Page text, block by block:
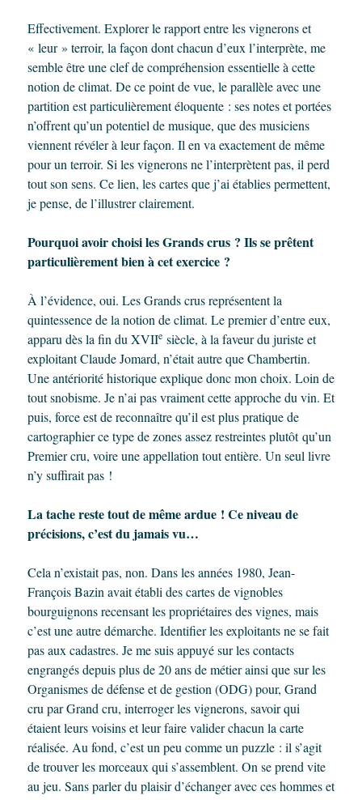
Effectivement. Explorer le rapport entre les vignerons et
« leur » terroir, la façon dont chacun d’eux l’interprète, me
semble être une clef de compréhension essentielle à cette
notion de climat. De ce point de vue, le parallèle avec une
partition est particulièrement éloquente : ses notes et portées
n’offrent qu’un potentiel de musique, que des musiciens
viennent révéler à leur façon. Il en va exactement de même
pour un terroir. Si les vignerons ne l’interprètent pas, il perd
tout son sens. Ce lien, les cartes que j’ai établies permettent,
je pense, de l’illustrer clairement.
Pourquoi avoir choisi les Grands crus ? Ils se prêtent
particulièrement bien à cet exercice ?
À l’évidence, oui. Les Grands crus représentent la
quintessence de la notion de climat. Le premier d’entre eux,
apparu dès la fin du XVIIesiècle, à la faveur du juriste et
exploitant Claude Jomard, n’était autre que Chambertin.
Une antériorité historique explique donc mon choix. Loin de
tout snobisme. Je n’ai pas vraiment cette approche du vin. Et
puis, force est de reconnaître qu’il est plus pratique de
cartographier ce type de zones assez restreintes plutôt qu’un
Premier cru, voire une appellation tout entière. Un seul livre
n’y suffirait pas !
La tache reste tout de même ardue ! Ce niveau de
précisions, c’est du jamais vu…
Cela n’existait pas, non. Dans les années 1980, Jean-
François Bazin avait établi des cartes de vignobles
bourguignons recensant les propriétaires des vignes, mais
c’est une autre démarche. Identifier les exploitants ne se fait
pas aux cadastres. Je me suis appuyé sur les contacts
engrangés depuis plus de 20 ans de métier ainsi que sur les
Organismes de défense et de gestion (ODG) pour, Grand
cru par Grand cru, interroger les vignerons, savoir qui
étaient leurs voisins et leur faire valider chacun la carte
réalisée. Au fond, c’est un peu comme un puzzle : il s’agit
de trouver les morceaux qui s’assemblent. On se prend vite
au jeu. Sans parler du plaisir d’échanger avec ces hommes et